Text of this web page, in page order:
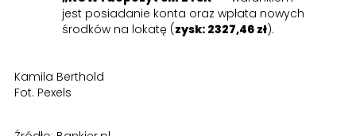
jest posiadanie konta oraz wpłata nowych
środków na lokatę (zysk: 2327,46 zł).
Kamila Berthold
Fot. Pexels